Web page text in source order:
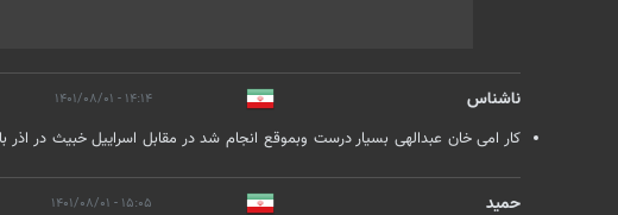
ناشناس ۱۴:۱۴ - ۱۴۰۱/۰۸/۰۱
کار امی خان عبدالهی بسیار درست وبموقع انجام شد در مقابل اسراییل خبیث در اذر
حمید ۱۵:۰۵ - ۱۴۰۱/۰۸/۰۱